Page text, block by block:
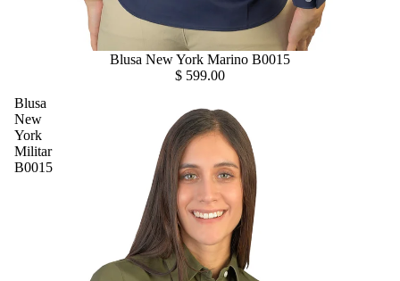
Blusa New York Marino B0015
$ 599.00
Blusa
New
York
Militar
B0015